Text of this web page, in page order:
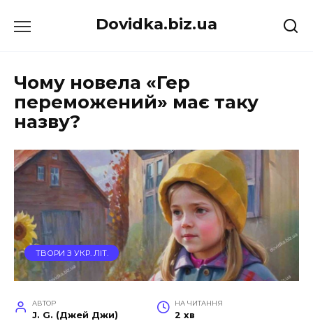
до
Dovidka.biz.ua
Чому новела «Гер
переможений» має таку
назву?
ТВОРИ З УКР. ЛІТ.
АВТОР
J. G. (Джей Джи)
НА ЧИТАННЯ
2 хв